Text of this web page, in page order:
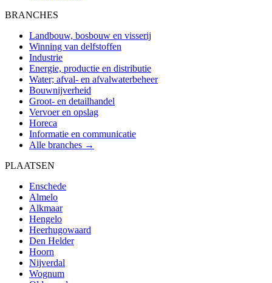
BRANCHES
Landbouw, bosbouw en visserij
Winning van delfstoffen
Industrie
Energie, productie en distributie
Water; afval- en afvalwaterbeheer
Bouwnijverheid
Groot- en detailhandel
Vervoer en opslag
Horeca
Informatie en communicatie
Alle branches →
PLAATSEN
Enschede
Almelo
Alkmaar
Hengelo
Heerhugowaard
Den Helder
Hoorn
Nijverdal
Wognum